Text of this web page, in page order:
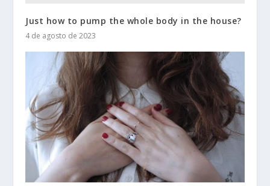
Just how to pump the whole body in the house?
4 de agosto de 2023